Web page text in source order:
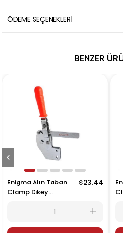
ÖDEME SEÇENEKLERI
BENZER
Enigma Alın Taban
Clamp Dikey
1105 P-L
$23.44